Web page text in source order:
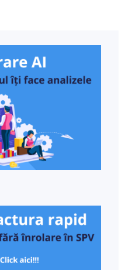
driver special pentru
conectarea casei
locala ca orice
va functiona din
in retea putand
de la orice
Setari necesare in
din retea: acesta
casa de
locala va
pe ecranul casei de